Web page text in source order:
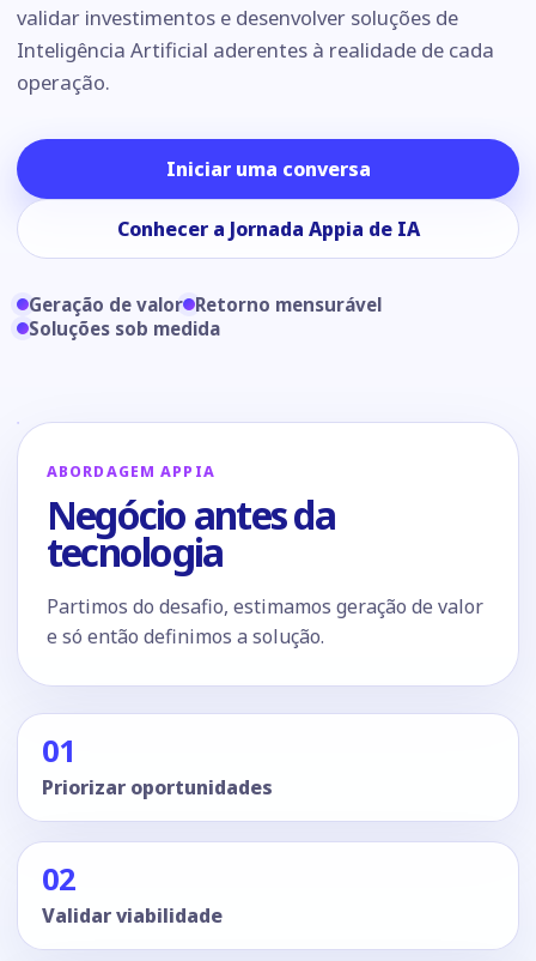
validar investimentos e desenvolver soluções de
Inteligência Artificial aderentes à realidade de cada
operação.
Iniciar uma conversa
Conhecer a Jornada Appia de IA
Geração de valor Retorno mensurável
Soluções sob medida
ABORDAGEM APPIA
Negócio antes da
tecnologia
Partimos do desafio, estimamos geração de valor
e só então definimos a solução.
01
Priorizar oportunidades
02
Validar viabilidade